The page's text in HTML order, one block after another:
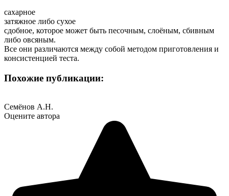
сахарное
затяжное либо сухое
сдобное, которое может быть песочным, слоёным, сбивным
либо овсяным.
Все они различаются между собой методом приготовления и
консистенцией теста.
Похожие публикации:
Семёнов А.Н.
Оцените автора